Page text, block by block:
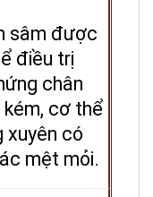
sâm được
điều trị
chân
kém, cơ thể
xuyên có
mệt mỏi.